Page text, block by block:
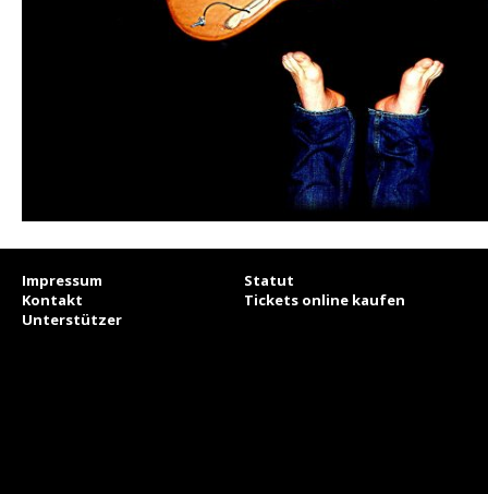
Impressum
Statut
Kontakt
Tickets online kaufen
Unterstützer